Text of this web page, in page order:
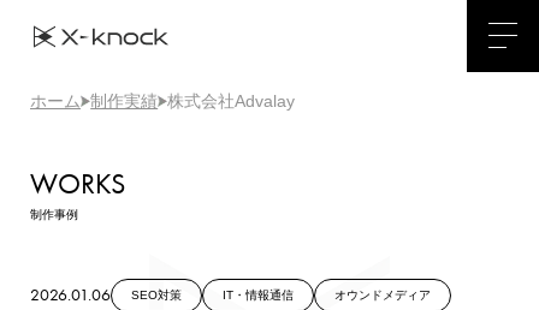
ホーム 制作実績 株式会社Advalay
WORKS
制作事例
2026.01.06 SEO対策 IT・情報通信 オウンドメディア